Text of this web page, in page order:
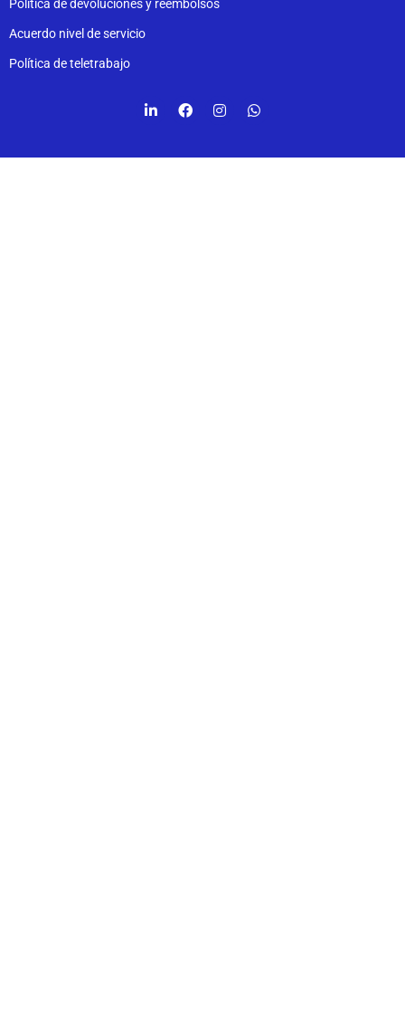
Política de devoluciones y reembolsos
Acuerdo nivel de servicio
Política de teletrabajo